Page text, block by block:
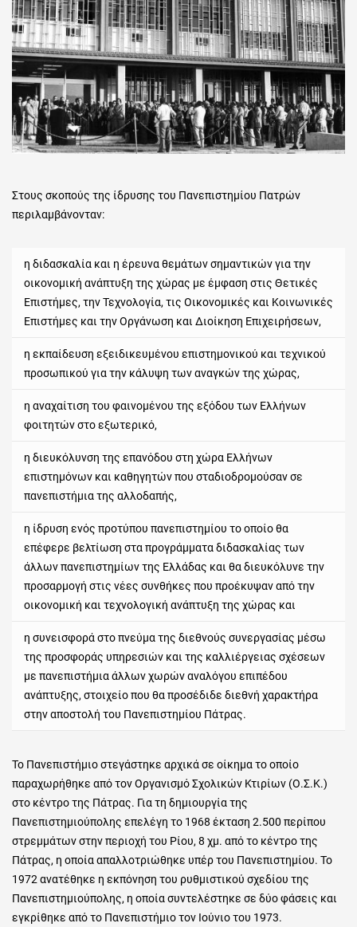
Στους σκοπούς της ίδρυσης του Πανεπιστημίου Πατρών
περιλαμβάνονταν:
η διδασκαλία και η έρευνα θεμάτων σημαντικών για την
οικονομική ανάπτυξη της χώρας με έμφαση στις Θετικές
Επιστήμες, την Τεχνολογία, τις Οικονομικές και Κοινωνικές
Επιστήμες και την Οργάνωση και Διοίκηση Επιχειρήσεων,
η εκπαίδευση εξειδικευμένου επιστημονικού και τεχνικού
προσωπικού για την κάλυψη των αναγκών της χώρας,
η αναχαίτιση του φαινομένου της εξόδου των Ελλήνων
φοιτητών στο εξωτερικό,
η διευκόλυνση της επανόδου στη χώρα Ελλήνων
επιστημόνων και καθηγητών που σταδιοδρομούσαν σε
πανεπιστήμια της αλλοδαπής,
η ίδρυση ενός προτύπου πανεπιστημίου το οποίο θα
επέφερε βελτίωση στα προγράμματα διδασκαλίας των
άλλων πανεπιστημίων της Ελλάδας και θα διευκόλυνε την
προσαρμογή στις νέες συνθήκες που προέκυψαν από την
οικονομική και τεχνολογική ανάπτυξη της χώρας και
η συνεισφορά στο πνεύμα της διεθνούς συνεργασίας μέσω
της προσφοράς υπηρεσιών και της καλλιέργειας σχέσεων
με πανεπιστήμια άλλων χωρών αναλόγου επιπέδου
ανάπτυξης, στοιχείο που θα προσέδιδε διεθνή χαρακτήρα
στην αποστολή του Πανεπιστημίου Πάτρας.
Το Πανεπιστήμιο στεγάστηκε αρχικά σε οίκημα το οποίο
παραχωρήθηκε από τον Οργανισμό Σχολικών Κτιρίων (Ο.Σ.Κ.)
στο κέντρο της Πάτρας. Για τη δημιουργία της
Πανεπιστημιούπολης επελέγη το 1968 έκταση 2.500 περίπου
στρεμμάτων στην περιοχή του Ρίου, 8 χμ. από το κέντρο της
Πάτρας, η οποία απαλλοτριώθηκε υπέρ του Πανεπιστημίου. Το
1972 ανατέθηκε η εκπόνηση του ρυθμιστικού σχεδίου της
Πανεπιστημιούπολης, η οποία συντελέστηκε σε δύο φάσεις και
εγκρίθηκε από το Πανεπιστήμιο τον Ιούνιο του 1973.